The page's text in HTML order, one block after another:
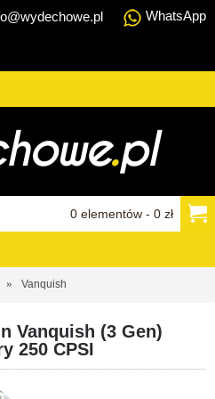
WhatsApp
0 elementów - 0 zł
Vanquish
Vanquish (3 Gen)
250 CPSI